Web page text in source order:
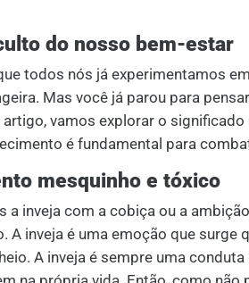
do nosso bem-estar
todos nós já experimentamos
Mas você já parou para
vamos explorar o
é fundamental para
mesquinho e tóxico
a inveja com a cobiça ou a
A inveja é uma emoção que
A inveja é sempre uma